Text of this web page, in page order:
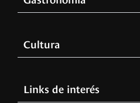
Cultura
Links de interés